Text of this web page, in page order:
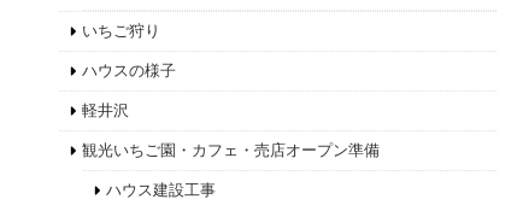
いちご狩り
ハウスの様子
軽井沢
観光いちご園・カフェ・売店オープン準備
ハウス建設工事